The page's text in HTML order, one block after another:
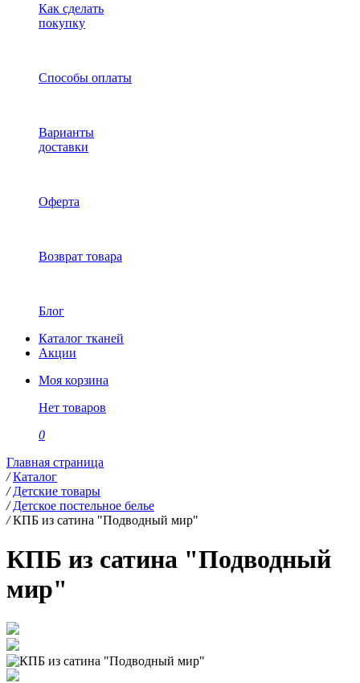
Как сделать
покупку
Способы оплаты
Варианты
доставки
Оферта
Возврат товара
Блог
Каталог тканей
Акции
Моя корзина
Нет товаров
0
Главная страница
/ Каталог
/ Детские товары
/ Детское постельное белье
/ КПБ из сатина "Подводный мир"
КПБ из сатина "Подводный
мир"